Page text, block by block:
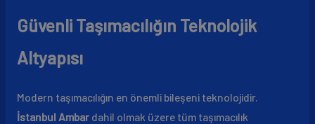
Güvenli Taşımacılığın Teknolojik
Altyapısı
Modern taşımacılığın en önemli bileşeni teknolojidir.
İstanbul Ambardahil olmak üzere tüm taşımacılık